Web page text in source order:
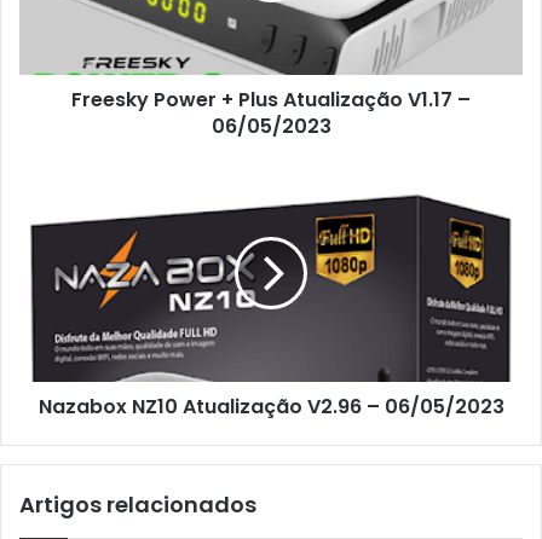
Freesky Power + Plus Atualização V1.17 –
06/05/2023
Nazabox NZ10 Atualização V2.96 – 06/05/2023
Artigos relacionados